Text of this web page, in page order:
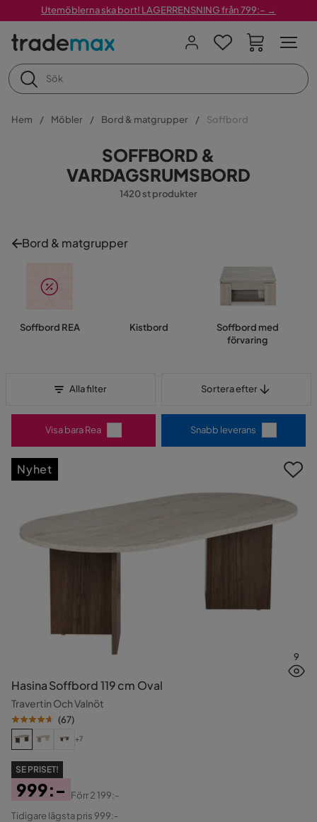
Utemöblerna ska bort! LAGERRENSNING från 799:– →
Hem Möbler Bord & matgrupper Soffbord
SOFFBORD &
VARDAGSRUMSBORD
1420 st produkter
Bord & matgrupper
Soffbord REA Kistbord
Soffbord med
förvaring
Alla filter Sortera efter
Visa bara Rea Snabb leverans
9
Hasina Soffbord 119 cm Oval
Travertin Och Valnöt
(67)
+7
SE PRISET!
Pris
999:-
Original
Förr2 199:-
Tidigare lägsta pris 999:-
Nyhet